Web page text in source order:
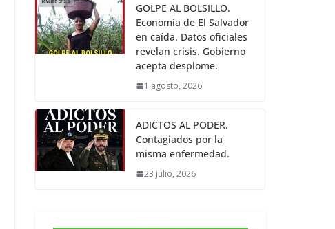
GOLPE AL BOLSILLO.
Economía de El Salvador
en caída. Datos oficiales
revelan crisis. Gobierno
acepta desplome.
1 agosto, 2026
ADICTOS AL PODER.
Contagiados por la
misma enfermedad.
23 julio, 2026